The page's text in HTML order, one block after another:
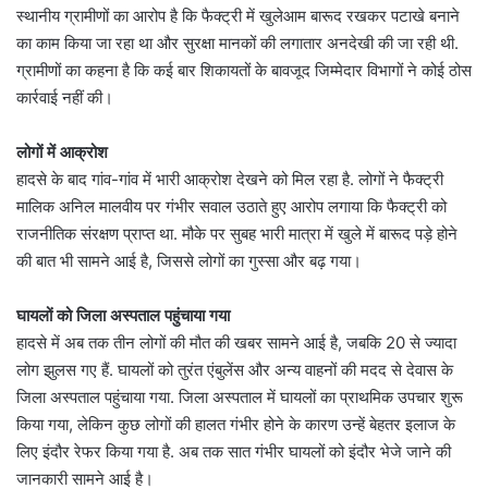
स्थानीय ग्रामीणों का आरोप है कि फैक्ट्री में खुलेआम बारूद रखकर पटाखे बनाने
का काम किया जा रहा था और सुरक्षा मानकों की लगातार अनदेखी की जा रही थी.
ग्रामीणों का कहना है कि कई बार शिकायतों के बावजूद जिम्मेदार विभागों ने कोई ठोस
कार्रवाई नहीं की।
लोगों में आक्रोश
हादसे के बाद गांव-गांव में भारी आक्रोश देखने को मिल रहा है. लोगों ने फैक्ट्री
मालिक अनिल मालवीय पर गंभीर सवाल उठाते हुए आरोप लगाया कि फैक्ट्री को
राजनीतिक संरक्षण प्राप्त था. मौके पर सुबह भारी मात्रा में खुले में बारूद पड़े होने
की बात भी सामने आई है, जिससे लोगों का गुस्सा और बढ़ गया।
घायलों को जिला अस्पताल पहुंचाया गया
हादसे में अब तक तीन लोगों की मौत की खबर सामने आई है, जबकि 20 से ज्यादा
लोग झुलस गए हैं. घायलों को तुरंत एंबुलेंस और अन्य वाहनों की मदद से देवास के
जिला अस्पताल पहुंचाया गया. जिला अस्पताल में घायलों का प्राथमिक उपचार शुरू
किया गया, लेकिन कुछ लोगों की हालत गंभीर होने के कारण उन्हें बेहतर इलाज के
लिए इंदौर रेफर किया गया है. अब तक सात गंभीर घायलों को इंदौर भेजे जाने की
जानकारी सामने आई है।